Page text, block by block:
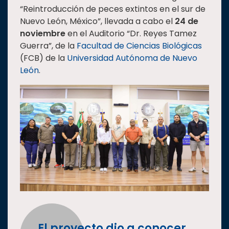
Estudiantes
Rectoría
Investigación
Internacionalización
Responsabilidad
social
Vinculación
Historia
Universiada
Nacional
“Reintroducción de peces extintos en el sur de
Nuevo León, México”, llevada a cabo el 24 de
noviembreen el Auditorio “Dr. Reyes Tamez
Guerra”, de la Facultad de Ciencias Biológicas
(FCB) de la Universidad Autónoma de Nuevo
León.